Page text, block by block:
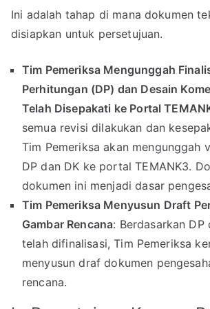
Ini adalah tahap di mana dokumen
disiapkan untuk persetujuan.
Tim Pemeriksa Mengunggah
Perhitungan (DP) dan Desain
Telah Disepakati ke Portal
semua revisi dilakukan dan
Tim Pemeriksa akan mengunggah
DP dan DK ke portal TEMANK3.
dokumen ini menjadi dasar
Tim Pemeriksa Menyusun Draft
Gambar Rencana: Berdasarkan DP
telah difinalisasi, Tim Pemeriksa
menyusun draf dokumen
rencana.